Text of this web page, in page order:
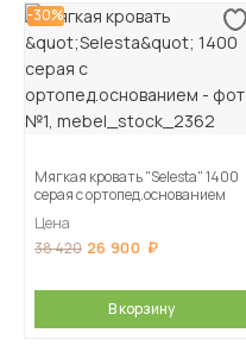
-30%
Мягкая кровать "Selesta" 1400
серая с ортопед.основанием
Цена
38 420 26 900
В корзину